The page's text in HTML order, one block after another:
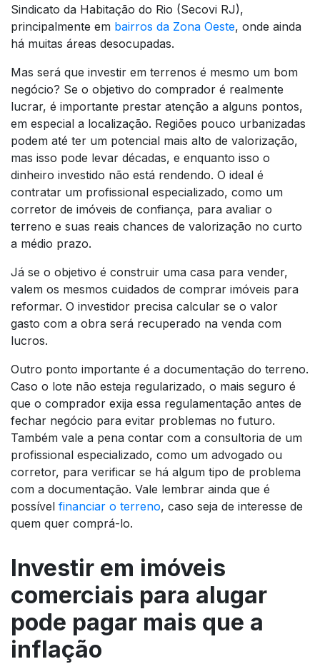
Sindicato da Habitação do Rio (Secovi RJ),
principalmente em bairros da Zona Oeste, onde ainda
há muitas áreas desocupadas.
Mas será que investir em terrenos é mesmo um bom
negócio? Se o objetivo do comprador é realmente
lucrar, é importante prestar atenção a alguns pontos,
em especial a localização. Regiões pouco urbanizadas
podem até ter um potencial mais alto de valorização,
mas isso pode levar décadas, e enquanto isso o
dinheiro investido não está rendendo. O ideal é
contratar um profissional especializado, como um
corretor de imóveis de confiança, para avaliar o
terreno e suas reais chances de valorização no curto
a médio prazo.
Já se o objetivo é construir uma casa para vender,
valem os mesmos cuidados de comprar imóveis para
reformar. O investidor precisa calcular se o valor
gasto com a obra será recuperado na venda com
lucros.
Outro ponto importante é a documentação do terreno.
Caso o lote não esteja regularizado, o mais seguro é
que o comprador exija essa regulamentação antes de
fechar negócio para evitar problemas no futuro.
Também vale a pena contar com a consultoria de um
profissional especializado, como um advogado ou
corretor, para verificar se há algum tipo de problema
com a documentação. Vale lembrar ainda que é
possível financiar o terreno, caso seja de interesse de
quem quer comprá-lo.
Investir em imóveis
comerciais para alugar
pode pagar mais que a
inflação